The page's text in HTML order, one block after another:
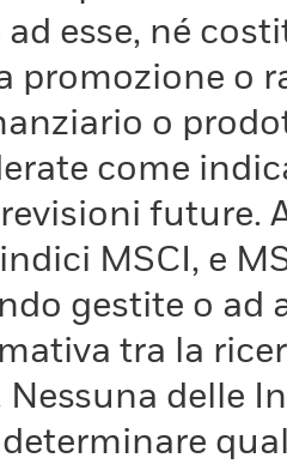
ad esse, né
promozione o
o
come
future.
MSCI, e
gestite o ad
tra la
delle